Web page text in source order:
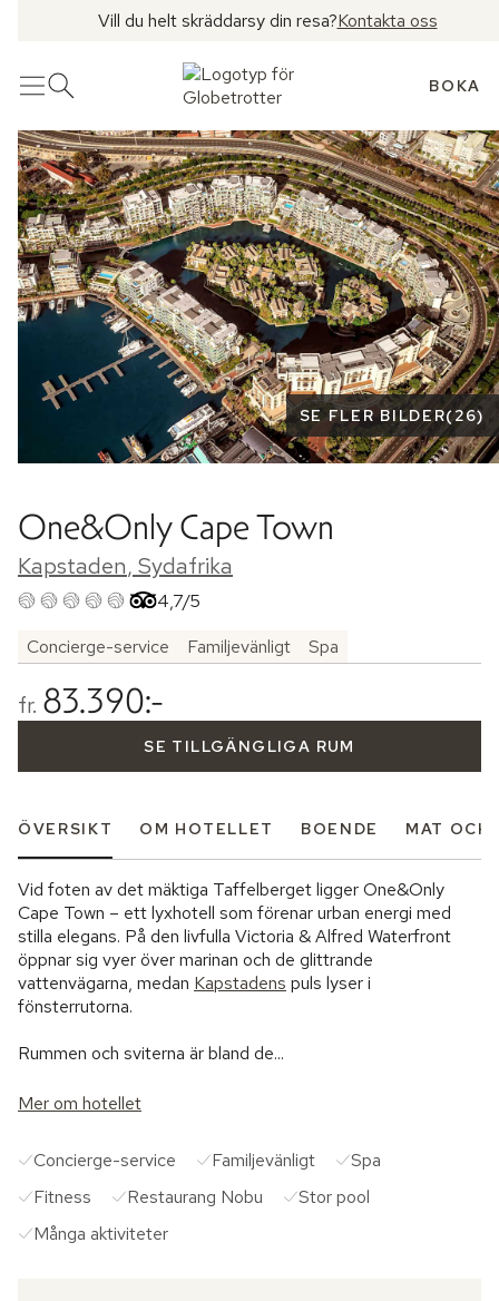
Vill du helt skräddarsy din resa?Kontakta oss
MenyÖppna sök BOKA
Se fler bilder
SE FLER BILDER(26)
One&Only Cape Town
Kapstaden, Sydafrika
4,7/5
Betyg från Tripadvisor: 4.7 of 5
Concierge-service Familjevänligt Spa
fr. 83.390:-
SE TILLGÄNGLIGA RUM
ÖVERSIKT OM HOTELLET BOENDE MAT OCH
Vid foten av det mäktiga Taffelberget ligger One&Only
Cape Town – ett lyxhotell som förenar urban energi med
stilla elegans. På den livfulla Victoria & Alfred Waterfront
öppnar sig vyer över marinan och de glittrande
vattenvägarna, medan Kapstadens puls lyser i
fönsterrutorna.
Rummen och sviterna är bland de...
Mer om hotellet
Concierge-service Familjevänligt
Spa
Fitness
Restaurang Nobu
Stor pool
Många aktiviteter